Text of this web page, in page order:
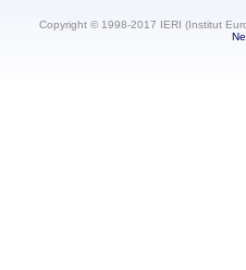
Copyright © 1998-2017 IERI (Institut